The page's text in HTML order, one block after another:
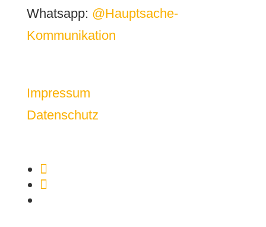
Whatsapp: @Hauptsache-
Kommunikation
Impressum
Datenschutz
Folgen